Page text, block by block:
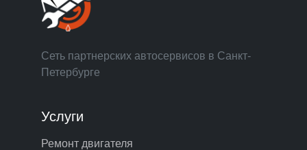
Сеть партнерских автосервисов в Санкт-
Петербурге
Услуги
Ремонт двигателя